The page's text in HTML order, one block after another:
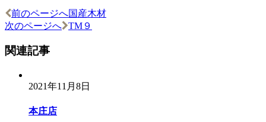
前のページへ国産木材
次のページへ
TM９
関連記事
2021年11月8日
本庄店